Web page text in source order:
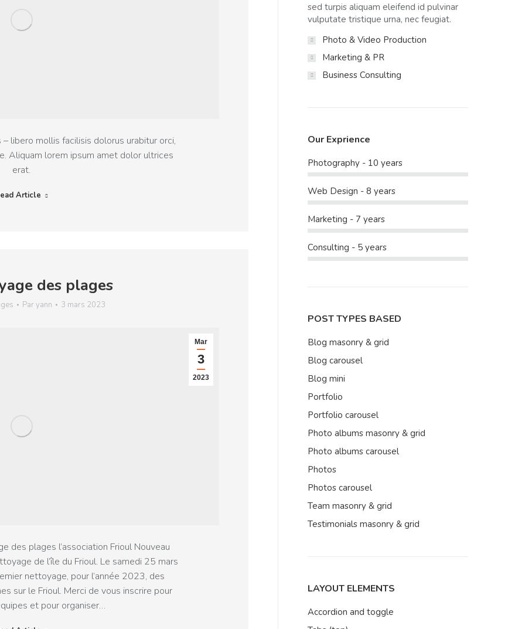
libero mollis facilisis dolorus urabitur orci,
Aliquam lorem ipsum amet dolor ultrices
erat.
Article
des plages
Par yann 3 mars 2023
Mar
3
2023
des plages l’association Frioul Nouveau
de l’île du Frioul. Le samedi 25 mars
nettoyage, pour l’année 2023, des
sur le Frioul. Merci de vous inscrire pour
et pour organiser…
sed turpis aliquam eleifend id pulvinar
vulputate tristique urna, nec feugiat.
Photo & Video Production
Marketing & PR
Business Consulting
Our Exprience
Photography - 10 years
Web Design - 8 years
Marketing - 7 years
Consulting - 5 years
POST TYPES BASED
Blog masonry & grid
Blog carousel
Blog mini
Portfolio
Portfolio carousel
Photo albums masonry & grid
Photo albums carousel
Photos
Photos carousel
Team masonry & grid
Testimonials masonry & grid
LAYOUT ELEMENTS
Accordion and toggle